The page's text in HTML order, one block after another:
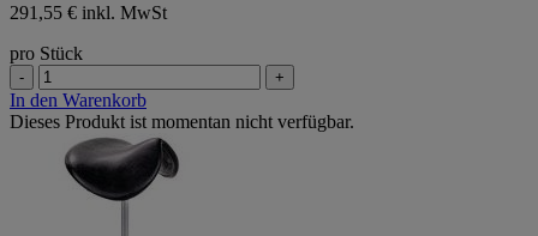
291,55 € inkl. MwSt
pro Stück
- +
In den Warenkorb
Dieses Produkt ist momentan nicht verfügbar.